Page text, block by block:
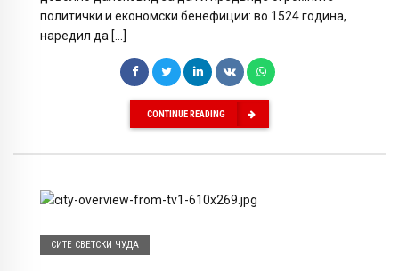
политички и економски бенефиции: во 1524 година,
наредил да […]
CONTINUE READING
СИТЕ СВЕТСКИ ЧУДА